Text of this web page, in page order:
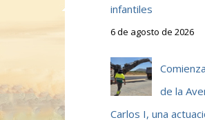
infantiles
6 de agosto de 2026
de la
Carlos I, una